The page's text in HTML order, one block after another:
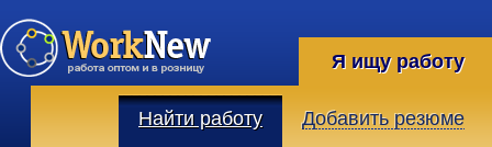
Я ищу работу
Найти работу Добавить резюме